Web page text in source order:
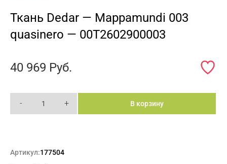
Ткань Dedar — Mappamundi 003
quasinero — 00T2602900003
40 969 Руб.
- + В корзину
Артикул:177504